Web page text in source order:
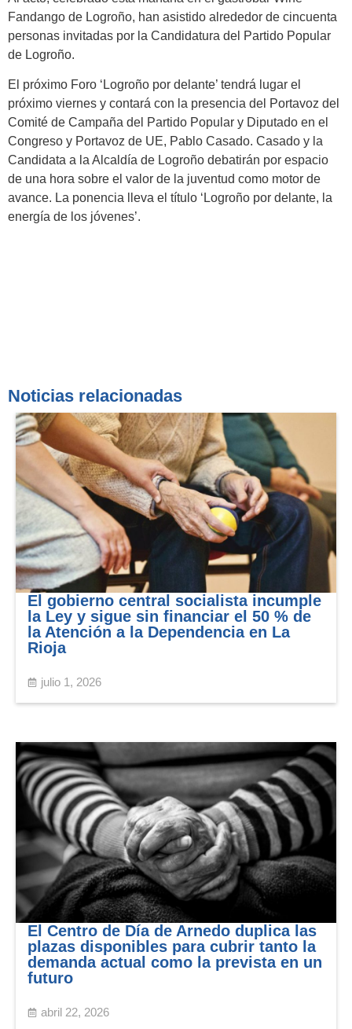
Fandango de Logroño, han asistido alrededor de cincuenta
personas invitadas por la Candidatura del Partido Popular
de Logroño.
El próximo Foro ‘Logroño por delante’ tendrá lugar el
próximo viernes y contará con la presencia del Portavoz del
Comité de Campaña del Partido Popular y Diputado en el
Congreso y Portavoz de UE, Pablo Casado. Casado y la
Candidata a la Alcaldía de Logroño debatirán por espacio
de una hora sobre el valor de la juventud como motor de
avance. La ponencia lleva el título ‘Logroño por delante, la
energía de los jóvenes’.
Noticias relacionadas
El gobierno central socialista incumple
la Ley y sigue sin financiar el 50 % de
la Atención a la Dependencia en La
Rioja
julio 1, 2026
El Centro de Día de Arnedo duplica las
plazas disponibles para cubrir tanto la
demanda actual como la prevista en un
futuro
abril 22, 2026